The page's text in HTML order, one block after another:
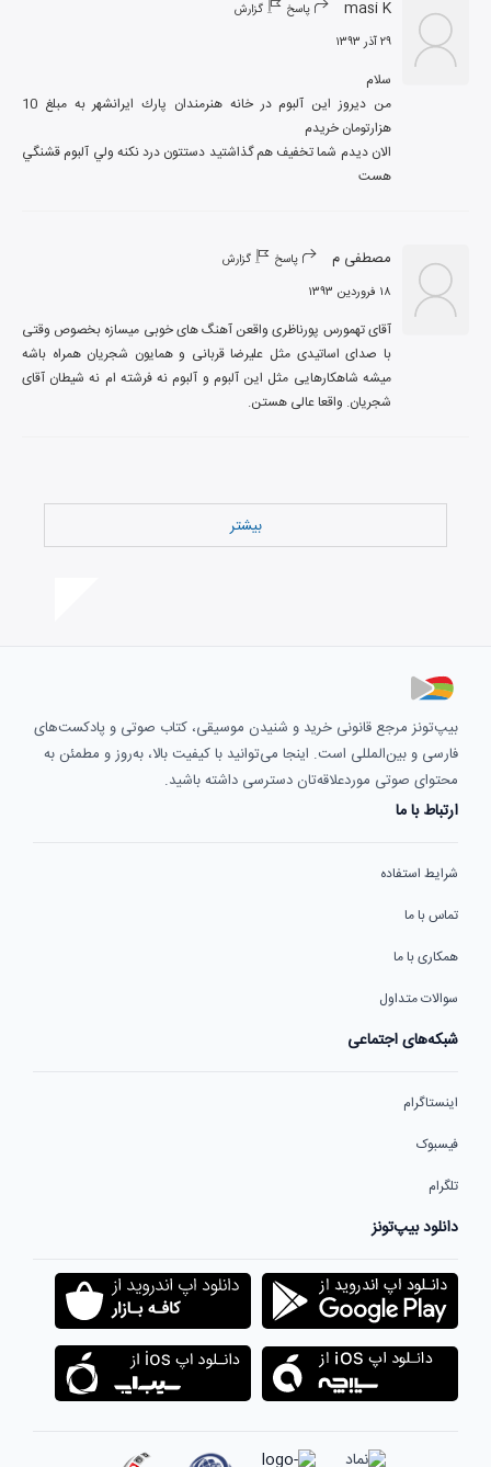
masi K پاسخ گزارش
۲۹ آذر ۱۳۹۳
هست
مصطفی م پاسخ گزارش
۱۸ فروردین ۱۳۹۳
با صدای اساتیدی مثل علیرضا قربانی و همایون شجریان همراه باشه
میشه شاهکارهایی مثل این آلبوم و آلبوم نه فرشته ام نه شیطان آقای
شجریان. واقعا عالی هستن.
بیشتر
بیپ‌تونز مرجع قانونی خرید و شنیدن موسیقی، کتاب صوتی و پادکست‌های
فارسی و بین‌المللی است. اینجا می‌توانید با کیفیت بالا، به‌روز و مطمئن به
محتوای صوتی موردعلاقه‌تان دسترسی داشته باشید.
ارتباط با ما
شرایط استفاده
تماس با ما
همکاری با ما
سوالات متداول
شبکه‌های اجتماعی
اینستاگرام
فیسبوک
تلگرام
دانلود بیپ‌تونز